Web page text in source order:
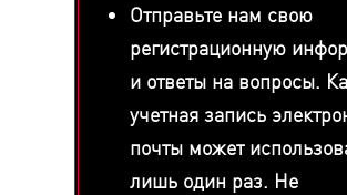
Отправьте нам свою
регистрационную
и ответы на вопросы.
учетная запись
почты может
лишь один раз. Не